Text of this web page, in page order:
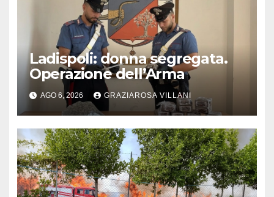
Ladispoli: donna segregata.
Operazione dell’Arma
AGO 6, 2026 GRAZIAROSA VILLANI